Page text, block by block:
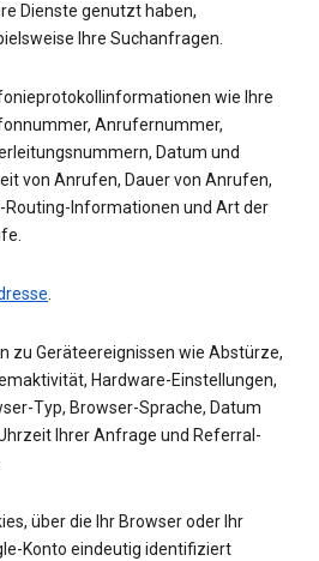
Dienste genutzt haben,
Ihre Suchanfragen.
wie Ihre
Anrufernummer,
Datum und
von Anrufen, Dauer von Anrufen,
Routing-Informationen und Art der
.
zu Geräteereignissen wie Abstürze,
Hardware-Einstellungen,
Typ, Browser-Sprache, Datum
Ihrer Anfrage und Referral-
über die Ihr Browser oder Ihr
Konto eindeutig identifiziert